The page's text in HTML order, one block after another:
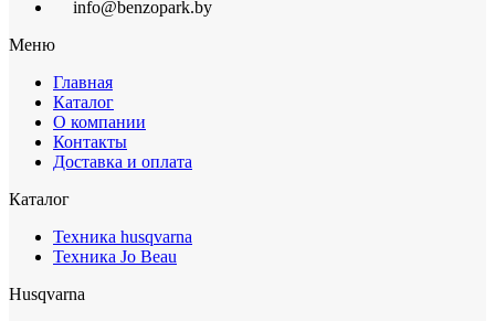
info@benzopark.by
Меню
Главная
Каталог
О компании
Контакты
Доставка и оплата
Каталог
Техника husqvarna
Техника Jo Beau
Husqvarna